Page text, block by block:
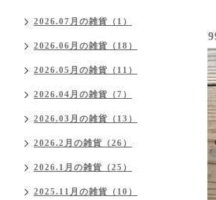
2026.07月の雑貨（1）
2026.06月の雑貨（18）
2026.05月の雑貨（11）
2026.04月の雑貨（7）
2026.03月の雑貨（13）
2026.2月の雑貨（26）
2026.1月の雑貨（25）
2025.11月の雑貨（10）